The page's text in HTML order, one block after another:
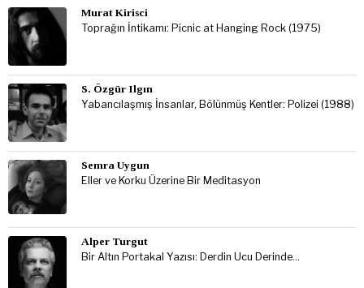
Murat Kirisci
Toprağın İntikamı: Picnic at Hanging Rock (1975)
S. Özgür Ilgın
Yabancılaşmış İnsanlar, Bölünmüş Kentler: Polizei (1988)
Semra Uygun
Eller ve Korku Üzerine Bir Meditasyon
Alper Turgut
Bir Altın Portakal Yazısı: Derdin Ucu Derinde…